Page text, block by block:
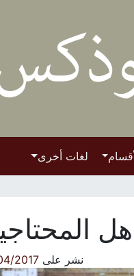
لغات أخرى
نشر على 2017